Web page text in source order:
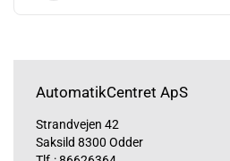
AutomatikCentret ApS
Strandvejen 42
Saksild 8300 Odder